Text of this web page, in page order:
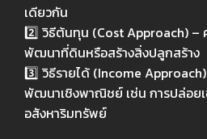
เดียวกัน
2️⃣ วิธีต้นทุน (Cost Approach) –
พัฒนาที่ดินหรือสร้างสิ่งปลูกสร้าง
3️⃣ วิธีรายได้ (Income
พัฒนาเชิงพาณิชย์ เช่น การปล่อยเ
อสังหาริมทรัพย์